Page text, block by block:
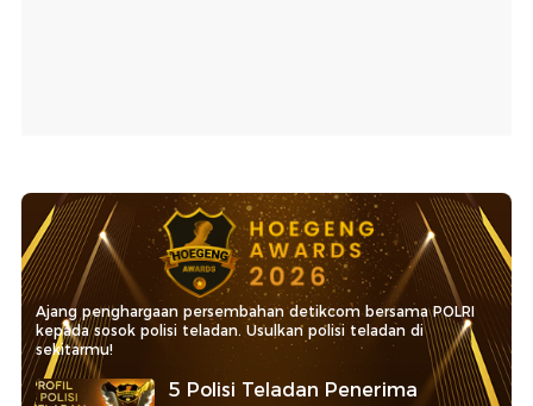
Ajang penghargaan persembahan detikcom bersama POLRI
kepada sosok polisi teladan. Usulkan polisi teladan di
sekitarmu!
5 Polisi Teladan Penerima